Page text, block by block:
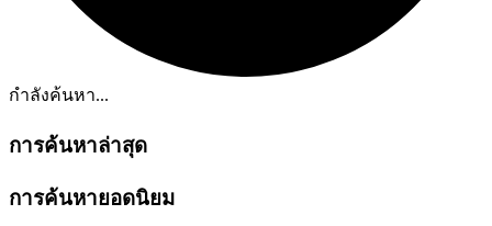
กำลังค้นหา...
การค้นหาล่าสุด
การค้นหายอดนิยม